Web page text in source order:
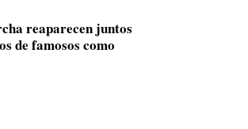
reaparecen juntos
de famosos como